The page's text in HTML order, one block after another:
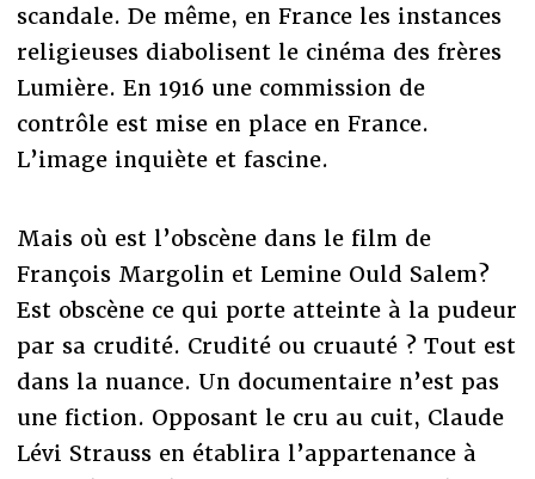
scandale. De même, en France les instances
religieuses diabolisent le cinéma des frères
Lumière. En 1916 une commission de
contrôle est mise en place en France.
L’image inquiète et fascine.
Mais où est l’obscène dans le film de
François Margolin et Lemine Ould Salem?
Est obscène ce qui porte atteinte à la pudeur
par sa crudité. Crudité ou cruauté ? Tout est
dans la nuance. Un documentaire n’est pas
une fiction. Opposant le cru au cuit, Claude
Lévi Strauss en établira l’appartenance à